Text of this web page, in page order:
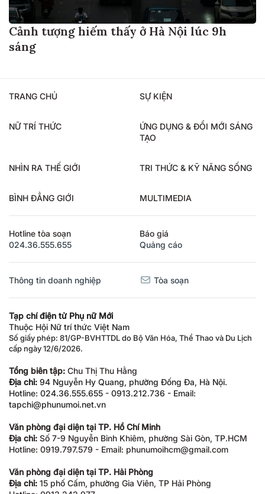
Cảnh tượng hiếm thấy ở Hà Nội lúc 9h
sáng
TRANG CHỦ SỰ KIỆN
NỮ TRÍ THỨC
ỨNG DỤNG & ĐỔI MỚI SÁNG
TẠO
NHÌN RA THẾ GIỚI TRI THỨC & KỸ NĂNG SỐNG
BÌNH ĐẲNG GIỚI MULTIMEDIA
Hotline tòa soạn
024.36.555.655
Báo giá
Quảng cáo
Thông tin doanh nghiệp Tòa soạn
Tạp chí điện tử Phụ nữ Mới
Thuộc Hội Nữ trí thức Việt Nam
Số giấy phép: 81/GP-BVHTTDL do Bộ Văn Hóa, Thể Thao và Du Lịch
cấp ngày 12/6/2026.
Tổng biên tập: Chu Thị Thu Hằng
Địa chỉ: 94 Nguyễn Hy Quang, phường Đống Đa, Hà Nội.
Hotline: 024.36.555.655 - 0913.212.736 - Email:
tapchi@phunumoi.net.vn
Văn phòng đại diện tại TP. Hồ Chí Minh
Địa chỉ: Số 7-9 Nguyễn Bỉnh Khiêm, phường Sài Gòn, TP.HCM
Hotline: 0919.797.579 - Email: phunumoihcm@gmail.com
Văn phòng đại diện tại TP. Hải Phòng
Địa chỉ: 15 phố Cấm, phường Gia Viên, TP Hải Phòng